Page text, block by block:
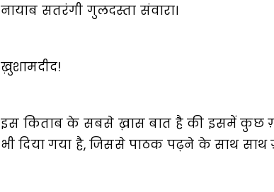
नायाब सतरंगी गुलदस्ता संवारा।
ख़ुशामदीद!
इस किताब के सबसे ख़ास बात है की इसमें कुछ
भी दिया गया है, जिससे पाठक पढ़ने के साथ